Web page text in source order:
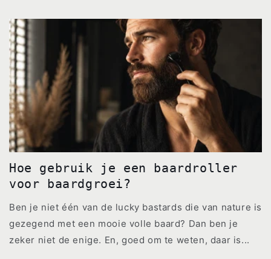
Hoe gebruik je een baardroller
voor baardgroei?
Ben je niet één van de lucky bastards die van nature is
gezegend met een mooie volle baard? Dan ben je
zeker niet de enige. En, goed om te weten, daar is...